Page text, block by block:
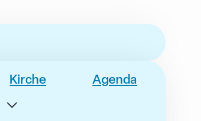
Kirche Agenda